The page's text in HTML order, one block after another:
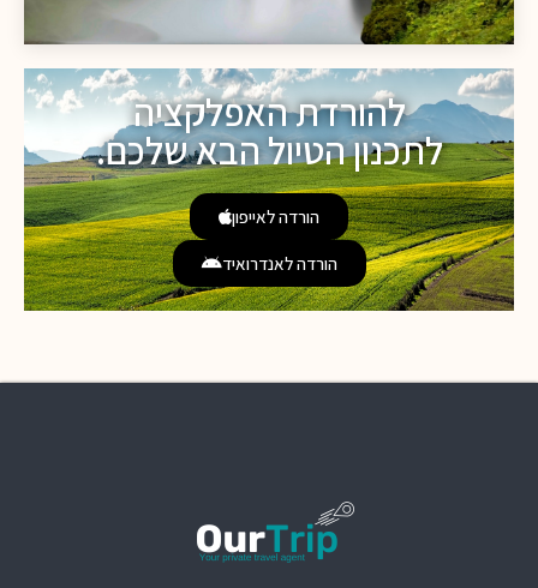
להורדת האפלקציה
לתכנון הטיול הבא שלכם.
הורדה לאייפון
הורדה לאנדרואיד